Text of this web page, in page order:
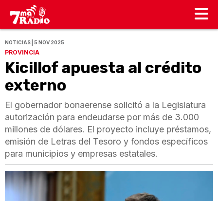
NOTICIAS | 5 NOV 2025
PROVINCIA
Kicillof apuesta al crédito
externo
El gobernador bonaerense solicitó a la Legislatura
autorización para endeudarse por más de 3.000
millones de dólares. El proyecto incluye préstamos,
emisión de Letras del Tesoro y fondos específicos
para municipios y empresas estatales.